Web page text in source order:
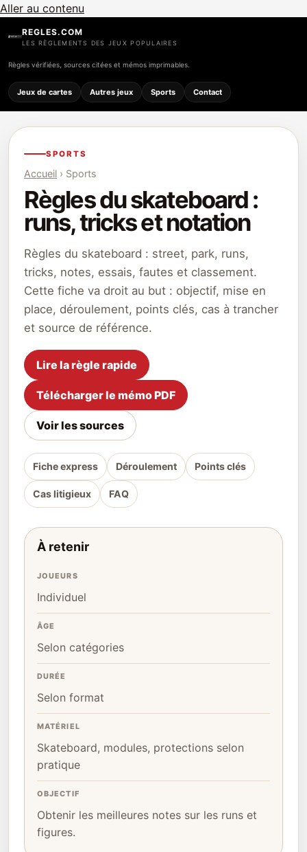
Aller au contenu
REGLES.COM
LES RÈGLEMENTS DES JEUX POPULAIRES
Règles vérifiées, sources citées et mémos imprimables.
Jeux de cartes Autres jeux Sports Contact
SPORTS
Accueil › Sports
Règles du skateboard :
runs, tricks et notation
Règles du skateboard : street, park, runs,
tricks, notes, essais, fautes et classement.
Cette fiche va droit au but : objectif, mise en
place, déroulement, points clés, cas à trancher
et source de référence.
Lire la règle rapide
Télécharger le mémo PDF
Voir les sources
Fiche express Déroulement Points clés
Cas litigieux FAQ
À retenir
JOUEURS
Individuel
ÂGE
Selon catégories
DURÉE
Selon format
MATÉRIEL
Skateboard, modules, protections selon
pratique
OBJECTIF
Obtenir les meilleures notes sur les runs et
figures.